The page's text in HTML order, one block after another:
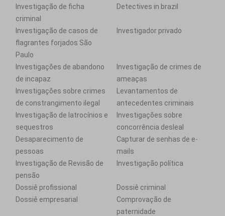
Investigação de ficha
criminal
Detectives in brazil
Investigação de casos de
flagrantes forjados São
Paulo
Investigador privado
Investigações de abandono
de incapaz
Investigação de crimes de
ameaças
Investigações sobre crimes
de constrangimento ilegal
Levantamentos de
antecedentes criminais
Investigação de latrocínios e
sequestros
Investigações sobre
concorrência desleal
Desaparecimento de
pessoas
Capturar de senhas de e-
mails
Investigação de Revisão de
pensão
Investigação política
Dossiê profissional
Dossiê criminal
Dossiê empresarial
Comprovação de
paternidade